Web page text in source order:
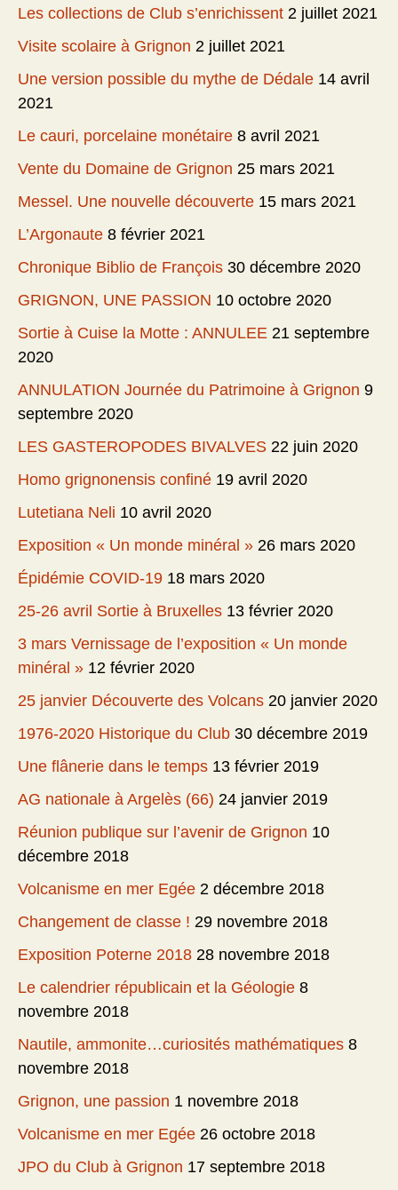
Les collections de Club s’enrichissent 2 juillet 2021
Visite scolaire à Grignon 2 juillet 2021
Une version possible du mythe de Dédale 14 avril
2021
Le cauri, porcelaine monétaire 8 avril 2021
Vente du Domaine de Grignon 25 mars 2021
Messel. Une nouvelle découverte 15 mars 2021
L’Argonaute 8 février 2021
Chronique Biblio de François 30 décembre 2020
GRIGNON, UNE PASSION 10 octobre 2020
Sortie à Cuise la Motte : ANNULEE 21 septembre
2020
ANNULATION Journée du Patrimoine à Grignon 9
septembre 2020
LES GASTEROPODES BIVALVES 22 juin 2020
Homo grignonensis confiné 19 avril 2020
Lutetiana Neli 10 avril 2020
Exposition « Un monde minéral » 26 mars 2020
Épidémie COVID-19 18 mars 2020
25-26 avril Sortie à Bruxelles 13 février 2020
3 mars Vernissage de l’exposition « Un monde
minéral » 12 février 2020
25 janvier Découverte des Volcans 20 janvier 2020
1976-2020 Historique du Club 30 décembre 2019
Une flânerie dans le temps 13 février 2019
AG nationale à Argelès (66) 24 janvier 2019
Réunion publique sur l’avenir de Grignon 10
décembre 2018
Volcanisme en mer Egée 2 décembre 2018
Changement de classe ! 29 novembre 2018
Exposition Poterne 2018 28 novembre 2018
Le calendrier républicain et la Géologie 8
novembre 2018
Nautile, ammonite…curiosités mathématiques 8
novembre 2018
Grignon, une passion 1 novembre 2018
Volcanisme en mer Egée 26 octobre 2018
JPO du Club à Grignon 17 septembre 2018